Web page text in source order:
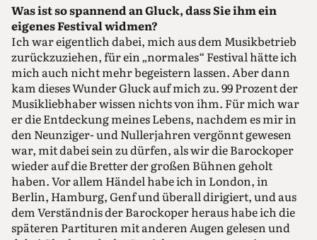
Was ist so spannend an Gluck, dass Sie ihm ein
eigenes Festival widmen?
Ich war eigentlich dabei, mich aus dem Musikbetrieb
zurückzuziehen, für ein „normales“ Festival hätte ich
mich auch nicht mehr begeistern lassen. Aber dann
kam dieses Wunder Gluck auf mich zu. 99 Prozent der
Musikliebhaber wissen nichts von ihm. Für mich war
er die Entdeckung meines Lebens, nachdem es mir in
den Neunziger- und Nullerjahren vergönnt gewesen
war, mit dabei sein zu dürfen, als wir die Barockoper
wieder auf die Bretter der großen Bühnen geholt
haben. Vor allem Händel habe ich in London, in
Berlin, Hamburg, Genf und überall dirigiert, und aus
dem Verständnis der Barockoper heraus habe ich die
späteren Partituren mit anderen Augen gelesen und